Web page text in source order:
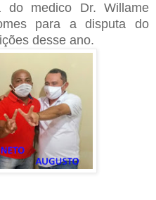
medico Dr. Willame
para a disputa do
desse ano.